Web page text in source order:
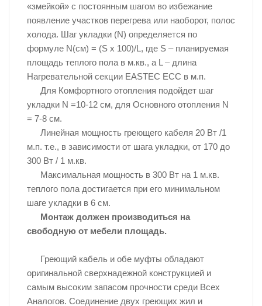
«змейкой» с постоянным шагом во избежание
появление участков перегрева или наоборот, полос
холода. Шаг укладки (N) определяется по
формуле N(см) = (S х 100)/L, где S – планируемая
площадь теплого пола в м.кв., а L – длина
Нагревательной секции EASTEC ECC в м.п.
Для Комфортного отопления подойдет шаг
укладки N =10-12 см, для Основного отопления N
= 7-8 см.
Линейная мощность греющего кабеля 20 Вт /1
м.п. т.е., в зависимости от шага укладки, от 170 до
300 Вт / 1 м.кв.
Максимальная мощность в 300 Вт на 1 м.кв.
теплого пола достигается при его минимальном
шаге укладки в 6 см.
Монтаж должен производиться на
свободную от мебели площадь.
Греющий кабель и обе муфты обладают
оригинальной сверхнадежной конструкцией и
самым высоким запасом прочности среди Всех
Аналогов. Соединение двух греющих жил и